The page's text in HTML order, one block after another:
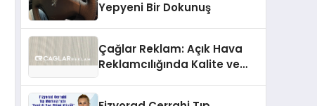
Yepyeni Bir Dokunuş
Çağlar Reklam: Açık Hava
Reklamcılığında Kalite ve